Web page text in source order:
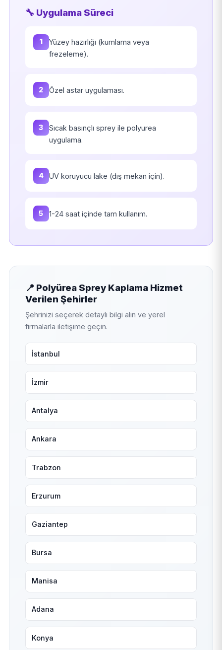
🔧 Uygulama Süreci
1
Yüzey hazırlığı (kumlama veya
frezeleme).
2 Özel astar uygulaması.
3
Sıcak basınçlı sprey ile polyurea
uygulama.
4 UV koruyucu lake (dış mekan için).
5 1-24 saat içinde tam kullanım.
📍 Polyürea Sprey Kaplama Hizmet
Verilen Şehirler
Şehrinizi seçerek detaylı bilgi alın ve yerel
firmalarla iletişime geçin.
İstanbul
İzmir
Antalya
Ankara
Trabzon
Erzurum
Gaziantep
Bursa
Manisa
Adana
Konya